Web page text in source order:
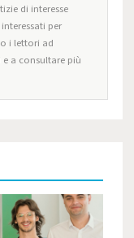
di interesse
per
i lettori ad
a consultare più